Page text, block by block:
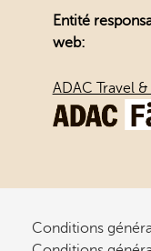
Entité
web:
ADAC Travel
Conditions